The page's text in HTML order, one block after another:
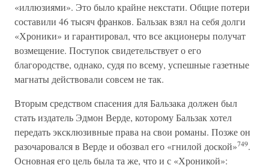
«иллюзиями». Это было крайне некстати. Общие потери
составили 46 тысяч франков. Бальзак взял на себя долги
«Хроники» и гарантировал, что все акционеры получат
возмещение. Поступок свидетельствует о его
благородстве, однако, судя по всему, успешные газетные
магнаты действовали совсем не так.
Вторым средством спасения для Бальзака должен был
стать издатель Эдмон Верде, которому Бальзак хотел
передать эксклюзивные права на свои романы. Позже он
разочаровался в Верде и обозвал его «гнилой доской»749.
Основная его цель была та же, что и с «Хроникой»: